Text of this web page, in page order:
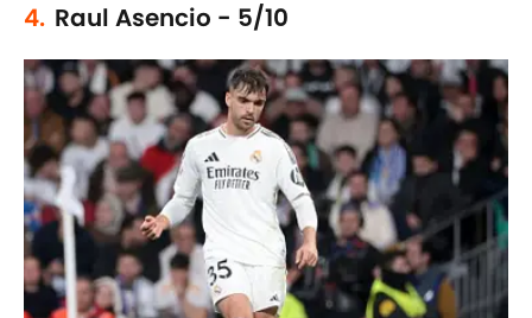
4. Raul Asencio - 5/10